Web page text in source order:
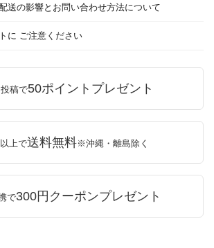
送の影響とお問い合わせ方法について
に ご注意ください
稿で50ポイントプレゼント
上で送料無料※沖縄・離島除く
で300円クーポンプレゼント